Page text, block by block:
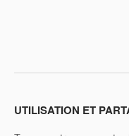
UTILISATION ET